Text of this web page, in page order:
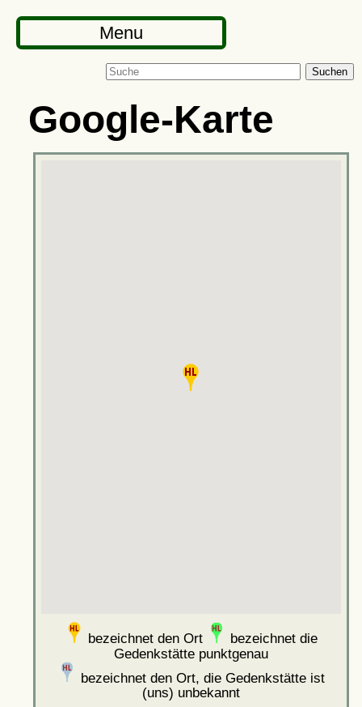
Menu
Suchen
Google-Karte
bezeichnet den Ort
bezeichnet die
Gedenkstätte punktgenau
bezeichnet den Ort, die Gedenkstätte ist
(uns) unbekannt